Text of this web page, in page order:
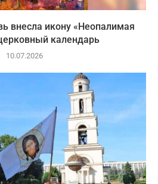
внесла икону «Неопалимая
календарь
10.07.2026